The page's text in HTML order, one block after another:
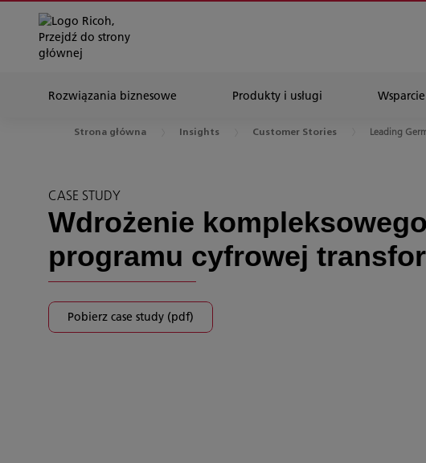
Rozwiązania biznesowe Produkty i usługi Wsparcie
Strona główna Insights Customer Stories Leading
CASE STUDY
Wdrożenie kompleksowego
programu cyfrowej
Pobierz case study (pdf)